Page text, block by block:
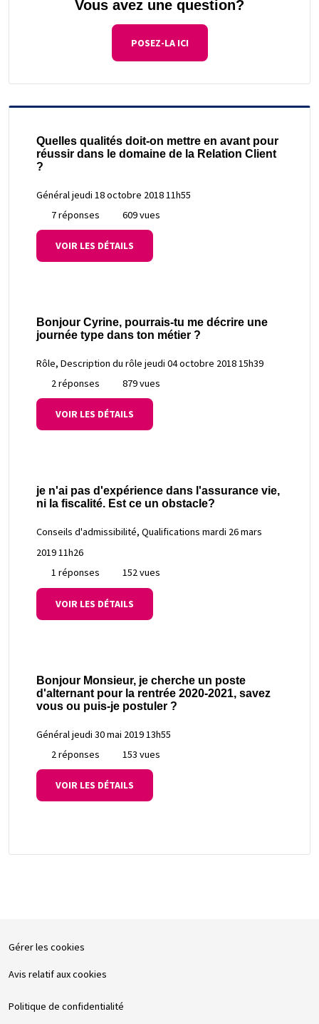
Vous avez une question?
POSEZ-LA ICI
Quelles qualités doit-on mettre en avant pour
réussir dans le domaine de la Relation Client
?
Généraljeudi 18 octobre 2018 11h55
7 réponses
609 vues
VOIR LES DÉTAILS
Bonjour Cyrine, pourrais-tu me décrire une
journée type dans ton métier ?
Rôle, Description du rôle jeudi 04 octobre 2018 15h39
2 réponses
879 vues
VOIR LES DÉTAILS
je n'ai pas d'expérience dans l'assurance vie,
ni la fiscalité. Est ce un obstacle?
Conseils d'admissibilité, Qualifications mardi 26 mars
2019 11h26
1 réponses
152 vues
VOIR LES DÉTAILS
Bonjour Monsieur, je cherche un poste
d'alternant pour la rentrée 2020-2021, savez
vous ou puis-je postuler ?
Général jeudi 30 mai 2019 13h55
2 réponses
153 vues
VOIR LES DÉTAILS
Gérer les cookies
Avis relatif aux cookies
Politique de confidentialité